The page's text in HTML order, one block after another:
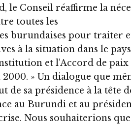
le Conseil réaffirme la
toutes les
burundaises pour traiter
à la situation dans le
et l’Accord de
2000. » Un dialogue que
de sa présidence à la tête
au Burundi et au
Nous souhaiterions